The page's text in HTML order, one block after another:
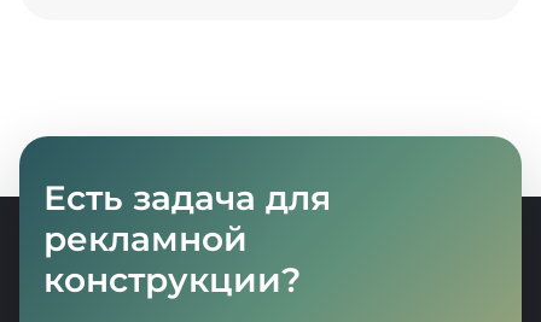
Есть задача для
рекламной
конструкции?